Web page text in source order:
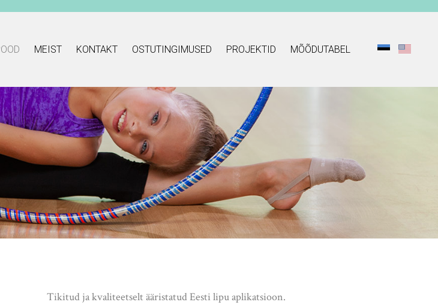
MEIST KONTAKT OSTUTINGIMUSED PROJEKTID MÕÕDUTABEL
Tikitud ja kvaliteetselt ääristatud Eesti lipu aplikatsioon.